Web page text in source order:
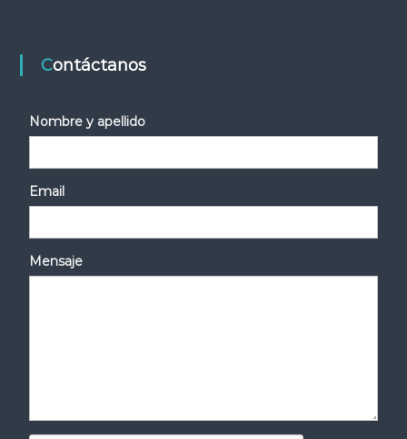
Contáctanos
Nombre y apellido
Email
Mensaje